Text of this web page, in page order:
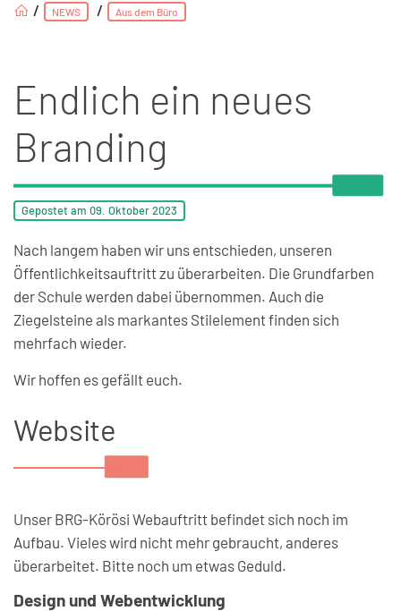
/ NEWS / Aus dem Büro
Endlich ein neues
Branding
Gepostet am 09. Oktober2023
Nach langem haben wir uns entschieden, unseren
Öffentlichkeitsauftritt zu überarbeiten. Die Grundfarben
der Schule werden dabei übernommen. Auch die
Ziegelsteine als markantes Stilelement finden sich
mehrfach wieder.
Wir hoffen es gefällt euch.
Website
Unser BRG-Körösi Webauftritt befindet sich noch im
Aufbau. Vieles wird nicht mehr gebraucht, anderes
überarbeitet. Bitte noch um etwas Geduld.
Design und Webentwicklung